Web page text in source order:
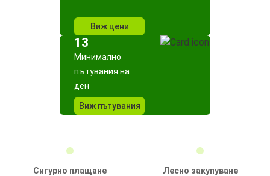
Виж цени
13
Минимално
пътувания на
ден
Виж пътувания
Сигурно плащане
Лесно закупуване